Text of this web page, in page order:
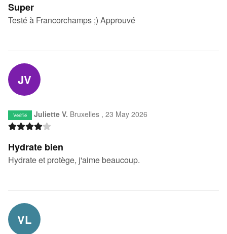
Super
Testé à Francorchamps ;) Approuvé
JV
Vérifié Juliette V. Bruxelles , 23 May 2026
Hydrate bien
Hydrate et protège, j'aime beaucoup.
VL